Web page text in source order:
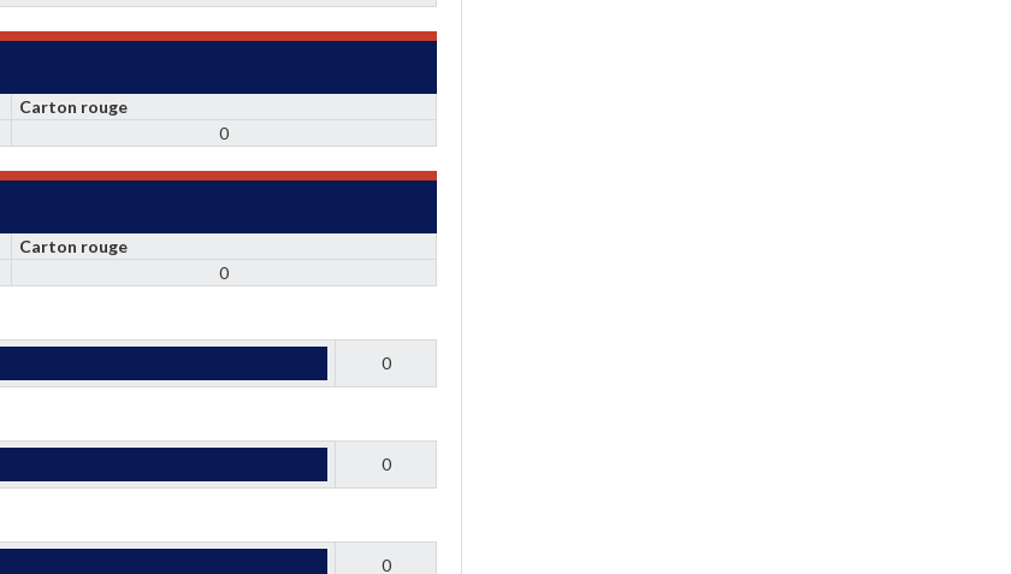
Carton rouge
0
Carton rouge
0
0
0
0